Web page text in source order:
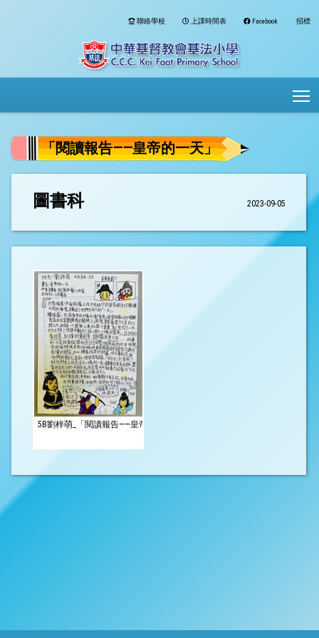
聯絡學校 上課時間表 Facebook 招標
「閱讀報告——皇帝的一天」
圖書科 2023-09-05
5B劉梓萌_「閱讀報告——皇帝的一天」